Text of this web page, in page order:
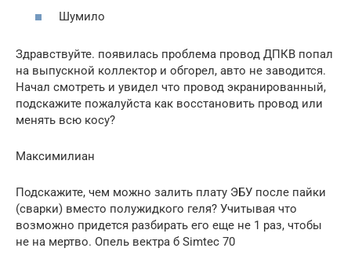
Шумило
Здравствуйте. появилась проблема провод ДПКВ попал
на выпускной коллектор и обгорел, авто не заводится.
Начал смотреть и увидел что провод экранированный,
подскажите пожалуйста как восстановить провод или
менять всю косу?
Максимилиан
Подскажите, чем можно залить плату ЭБУ после пайки
(сварки) вместо полужидкого геля? Учитывая что
возможно придется разбирать его еще не 1 раз, чтобы
не на мертво. Опель вектра б Simtec 70